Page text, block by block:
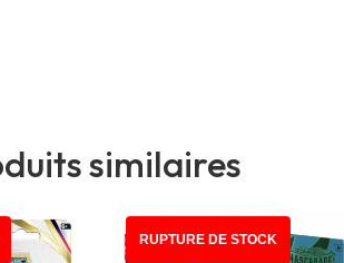
similaires
RUPTURE DE STOCK